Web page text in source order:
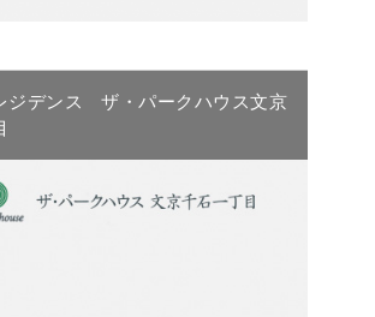
ジデンス ザ・パークハウス文京